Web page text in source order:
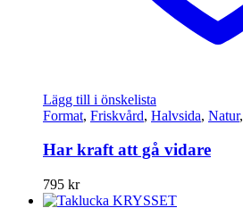
Lägg till i önskelista
Format, Friskvård, Halvsida, Natur,
Har kraft att gå vidare
795 kr